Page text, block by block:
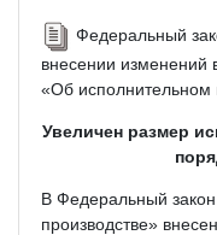
Федеральный
внесении изменений
«Об исполнительном
Увеличен размер
В Федеральный
производстве»